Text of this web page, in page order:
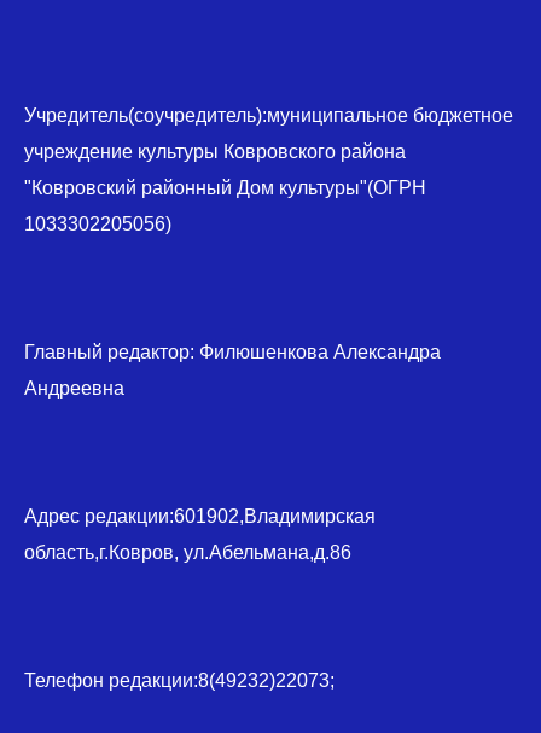
Учредитель(соучредитель):муниципальное бюджетное
учреждение культуры Ковровского района
"Ковровский районный Дом культуры"(ОГРН
1033302205056)
Главный редактор: Филюшенкова Александра
Андреевна
Адрес редакции:601902,Владимирская
область,г.Ковров, ул.Абельмана,д.86
Телефон редакции:8(49232)22073;